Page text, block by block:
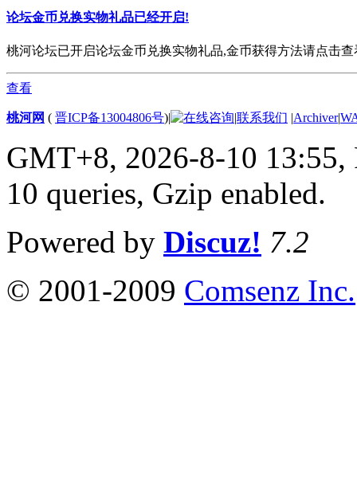
论坛金币兑换实物礼品已经开启!
桃河论坛已开启论坛金币兑换实物礼品,金币获得方法请点击
查看
桃河网 ( 晋ICP备13004806号)| |联系我们 |Archiver|
GMT+8, 2026-8-10 13:55,
10 queries, Gzip enabled.
Powered by Discuz! 7.2
© 2001-2009 Comsenz Inc.